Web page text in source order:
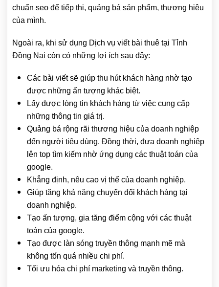
chuẩn seo để tiếp thị, quảng bá sản phẩm, thương hiệu
của mình.
Ngoài ra, khi sử dụng Dịch vụ viết bài thuê tại Tỉnh
Đồng Nai còn có những lợi ích sau đây:
Các bài viết sẽ giúp thu hút khách hàng nhờ tạo
được những ấn tượng khác biệt.
Lấy được lòng tin khách hàng từ việc cung cấp
những thông tin giá trị.
Quảng bá rộng rãi thương hiệu của doanh nghiệp
đến người tiêu dùng. Đồng thời, đưa doanh nghiệp
lên top tìm kiếm nhờ ứng dụng các thuật toán của
google.
Khẳng định, nêu cao vị thế của doanh nghiệp.
Giúp tăng khả năng chuyển đổi khách hàng tại
doanh nghiệp.
Tạo ấn tượng, gia tăng điểm cộng với các thuật
toán của google.
Tạo được làn sóng truyền thông mạnh mẽ mà
không tốn quá nhiều chi phí.
Tối ưu hóa chi phí marketing và truyền thông.